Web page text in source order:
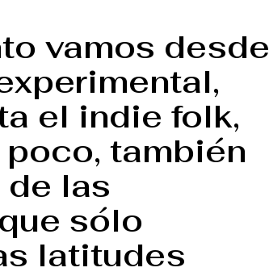
vamos desde
el indie folk,
también
las
sólo
latitudes